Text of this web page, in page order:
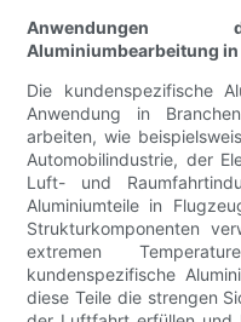
Anwendungen
Aluminiumbearbeitung
Die kundenspezifische
Anwendung in
arbeiten, wie
Automobilindustrie, der
Luft- und
Aluminiumteile in
Strukturkomponenten
extremen
kundenspezifische
diese Teile die strengen